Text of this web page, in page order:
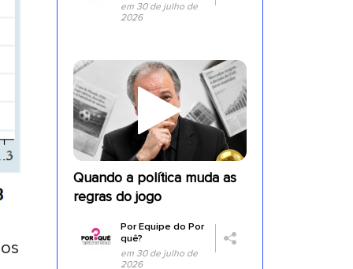
em 30 de julho de
2026
Quando a política muda as
regras do jogo
PorEquipe do Por
quê?
em 30 de julho de
2026